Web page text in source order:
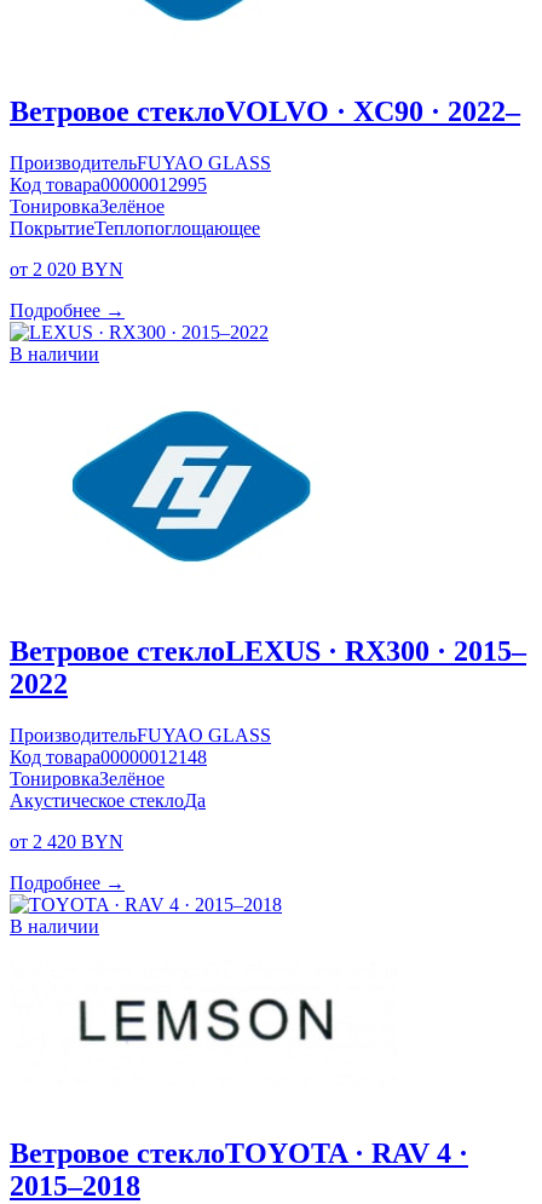
Ветровое стеклоVOLVO · XC90 · 2022–
ПроизводительFUYAO GLASS
Код товара00000012995
ТонировкаЗелёное
ПокрытиеТеплопоглощающее
от 2 020 BYN
Подробнее →
В наличии
Ветровое стеклоLEXUS · RX300 · 2015–
2022
ПроизводительFUYAO GLASS
Код товара00000012148
ТонировкаЗелёное
Акустическое стеклоДа
от 2 420 BYN
Подробнее →
В наличии
Ветровое стеклоTOYOTA · RAV 4 ·
2015–2018